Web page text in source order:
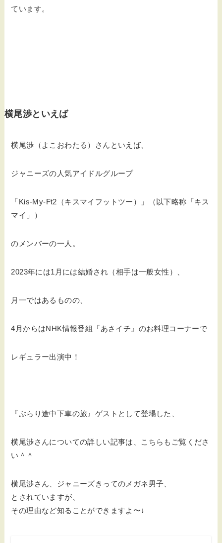
ています。
横尾渉といえば
横尾渉（よこおわたる）さんといえば、
ジャニーズの人気アイドルグループ
「Kis-My-Ft2（キスマイフットツー）」（以下略称「キス
マイ」）
のメンバーの一人。
2023年には1月には結婚され（相手は一般女性）、
月一ではあるものの、
4月からはNHK情報番組『あさイチ』のお料理コーナーで
レギュラー出演中！
『ぶらり途中下車の旅』ゲストとして登場した、
横尾渉さんについての詳しい記事は、こちらもご覧くださ
い＾＾
横尾渉さん、ジャニーズきってのメガネ男子、
とされていますが、
その理由など知ることができますよ〜↓